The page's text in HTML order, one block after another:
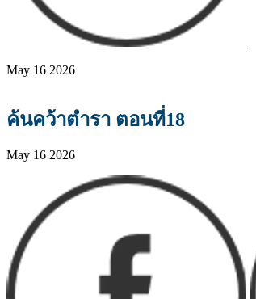
May 16 2026
ค้นคว้าตำรา ตอนที่18
May 16 2026